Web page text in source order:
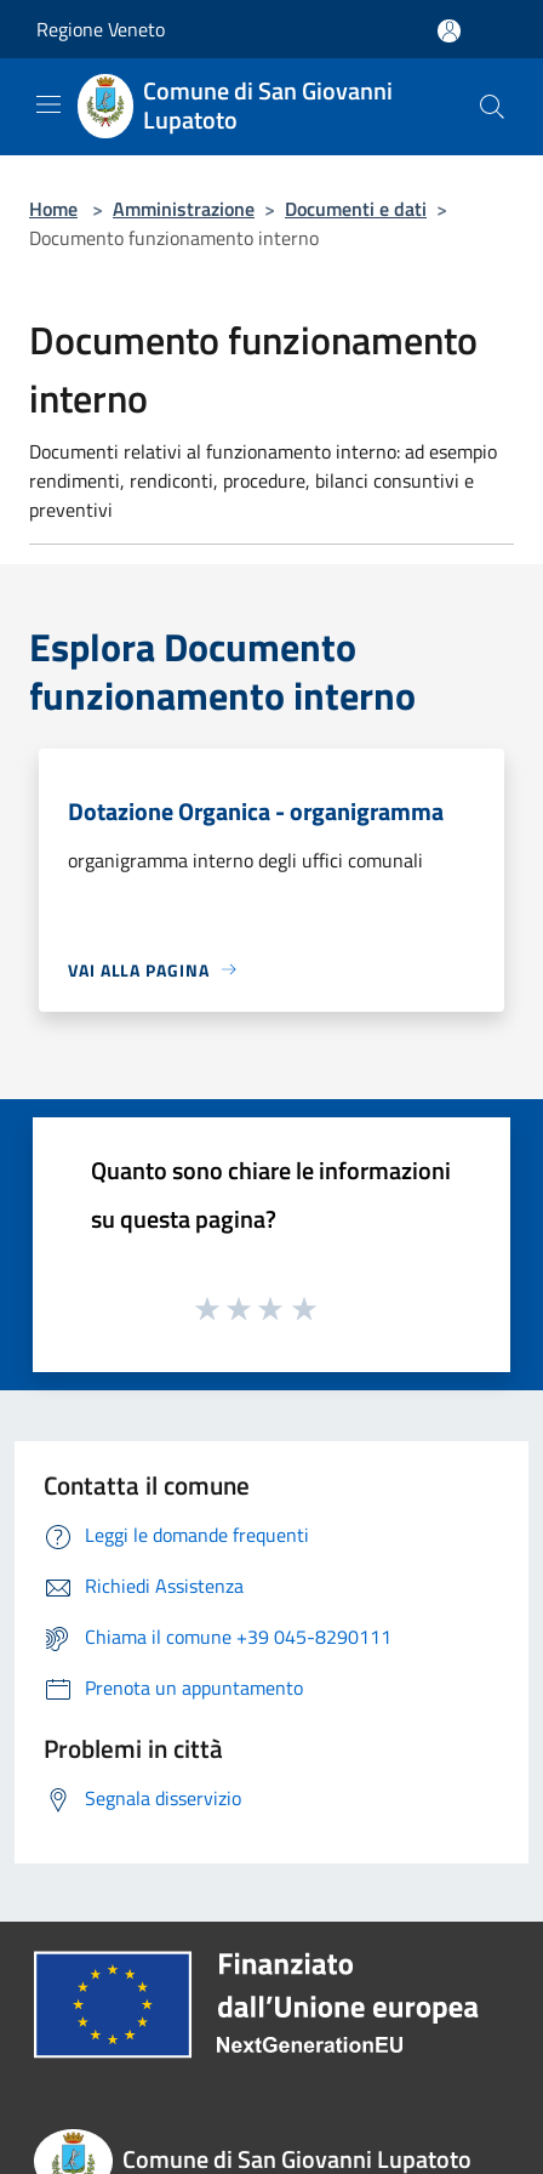
Regione Veneto
Comune di San Giovanni
Lupatoto
Home > Amministrazione > Documenti e dati >
Documento funzionamento interno
Documento funzionamento
interno
Documenti relativi al funzionamento interno: ad esempio
rendimenti, rendiconti, procedure, bilanci consuntivi e
preventivi
Esplora Documento
funzionamento interno
Dotazione Organica - organigramma
organigramma interno degli uffici comunali
VAI ALLA PAGINA
Quanto sono chiare le informazioni
su questa pagina?
Contatta il comune
Leggi le domande frequenti
Richiedi Assistenza
Chiama il comune +39 045-8290111
Prenota un appuntamento
Problemi in città
Segnala disservizio
Comune di San Giovanni Lupatoto